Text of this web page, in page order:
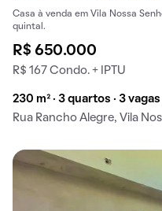
Casa à venda em Vila Nossa
quintal.
R$ 650.000
R$ 167 Condo. + IPTU
230 m² · 3 quartos · 3 vagas
Rua Rancho Alegre, Vila